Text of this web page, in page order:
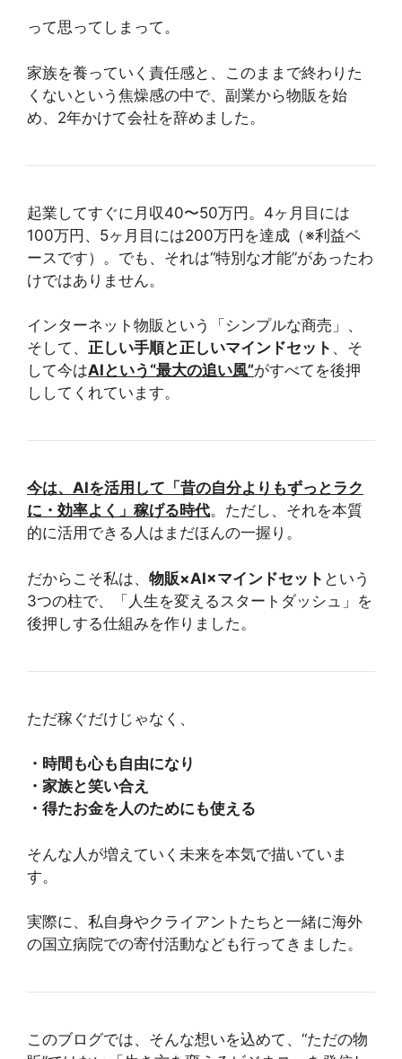
って思ってしまって。
家族を養っていく責任感と、このままで終わりた
くないという焦燥感の中で、副業から物販を始
め、2年かけて会社を辞めました。
起業してすぐに月収40〜50万円。4ヶ月目には
100万円、5ヶ月目には200万円を達成（※利益ベ
ースです）。でも、それは“特別な才能”があったわ
けではありません。
インターネット物販という「シンプルな商売」、
そして、 正しい手順と正しいマインドセット 、そ
して今はAIという“最大の追い風”がすべてを後押
ししてくれています。
今は、AIを活用して「昔の自分よりもずっとラク
に・効率よく」稼げる時代。ただし、それを本質
的に活用できる人はまだほんの一握り。
だからこそ私は、 物販×AI×マインドセット という
3つの柱で、「人生を変えるスタートダッシュ」を
後押しする仕組みを作りました。
ただ稼ぐだけじゃなく、
・時間も心も自由になり
・家族と笑い合え
・得たお金を人のためにも使える
そんな人が増えていく未来を本気で描いていま
す。
実際に、私自身やクライアントたちと一緒に海外
の国立病院での寄付活動なども行ってきました。
このブログでは、そんな想いを込めて、“ただの物